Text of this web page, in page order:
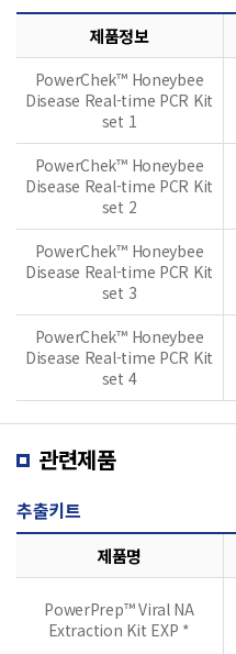
제품정보
PowerChek™ Honeybee
Disease Real-time PCR Kit
set 1
PowerChek™ Honeybee
Disease Real-time PCR Kit
set 2
PowerChek™ Honeybee
Disease Real-time PCR Kit
set 3
PowerChek™ Honeybee
Disease Real-time PCR Kit
set 4
관련제품
추출키트
제품명
PowerPrep™ Viral NA
Extraction Kit EXP *